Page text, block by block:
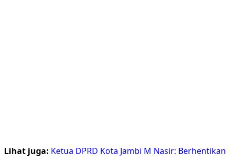
Lihat juga: Ketua DPRD Kota Jambi M Nasir: Berhentikan